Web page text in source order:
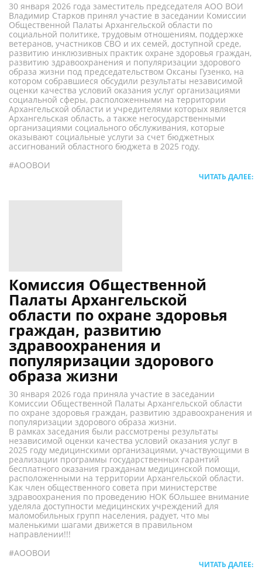
30 января 2026 года заместитель председателя АОО ВОИ
Владимир Старков принял участие в заседании Комиссии
Общественной Палаты Архангельской области по
социальной политике, трудовым отношениям, поддержке
ветеранов, участников СВО и их семей, доступной среде,
развитию инклюзивных практик охране здоровья граждан,
развитию здравоохранения и популяризации здорового
образа жизни под председательством Оксаны Гузенко, на
котором собравшиеся обсудили результаты независимой
оценки качества условий оказания услуг организациями
социальной сферы, расположенными на территории
Архангельской области и учредителями которых является
Архангельская область, а также негосударственными
организациями социального обслуживания, которые
оказывают социальные услуги за счет бюджетных
ассигнований областного бюджета в 2025 году.
#АООВОИ
ЧИТАТЬ ДАЛЕЕ:
Комиссия Общественной
Палаты Архангельской
области по охране здоровья
граждан, развитию
здравоохранения и
популяризации здорового
образа жизни
30 января 2026 года приняла участие в заседании
Комиссии Общественной Палаты Архангельской области
по охране здоровья граждан, развитию здравоохранения и
популяризации здорового образа жизни.
В рамках заседания были рассмотрены результаты
независимой оценки качества условий оказания услуг в
2025 году медицинскими организациями, участвующими в
реализации программы государственных гарантий
бесплатного оказания гражданам медицинской помощи,
расположенными на территории Архангельской области.
Как член общественного совета при министерстве
здравоохранения по проведению НОК бОльшее внимание
уделяла доступности медицинских учреждений для
маломобильных групп населения, радует, что мы
маленькими шагами движется в правильном
направлении!!!
#АООВОИ
ЧИТАТЬ ДАЛЕЕ: